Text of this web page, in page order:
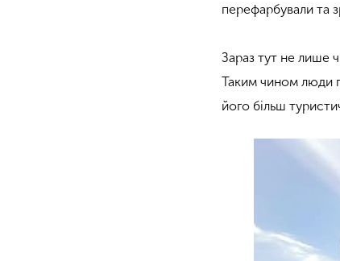
перефарбували та
Зараз тут не лише
Таким чином люди
його більш